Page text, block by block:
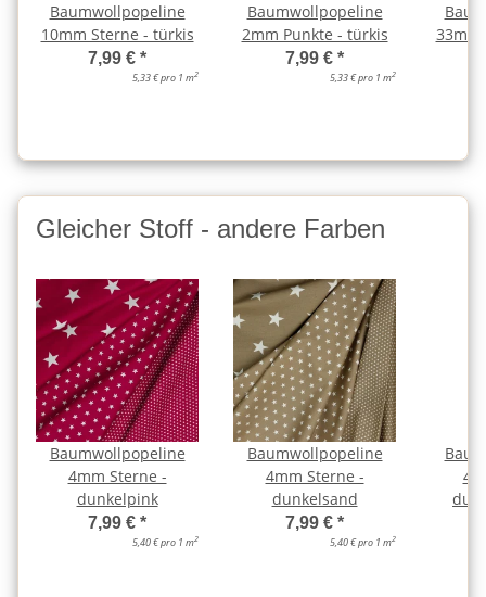
Baumwollpopeline
10mm Sterne - türkis
7,99 € *
5,33 € pro 1 m2
Baumwollpopeline
2mm Punkte - türkis
7,99 € *
5,33 € pro 1 m2
33mm
Gleicher Stoff - andere Farben
Baumwollpopeline
4mm Sterne -
dunkelpink
7,99 € *
5,40 € pro 1 m2
Baumwollpopeline
4mm Sterne -
dunkelsand
7,99 € *
5,40 € pro 1 m2